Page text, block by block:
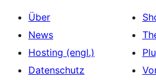
Über
News
Hosting (engl.)
Datenschutz